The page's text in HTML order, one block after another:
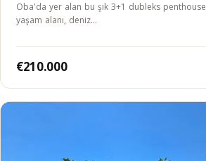
Oba'da yer alan bu şık 3+1 dubleks
yaşam alanı, deniz…
€210.000